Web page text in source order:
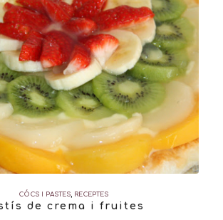
CÓCS I PASTES, RECEPTES
de crema i fruites